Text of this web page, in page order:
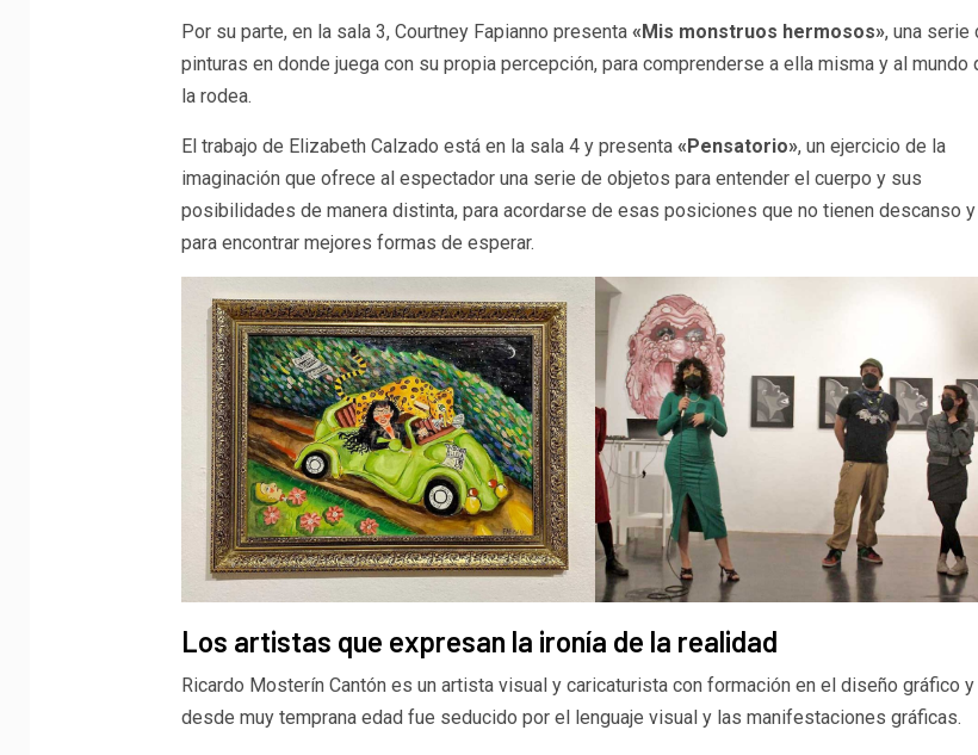
Por su parte, en la sala 3, Courtney Fapianno presenta «Mis monstruos hermosos», una serie
pinturas en donde juega con su propia percepción, para comprenderse a ella misma y al mundo
la rodea.
El trabajo de Elizabeth Calzado está en la sala 4 y presenta «Pensatorio», un ejercicio de la
imaginación que ofrece al espectador una serie de objetos para entender el cuerpo y sus
posibilidades de manera distinta, para acordarse de esas posiciones que no tienen descanso y
para encontrar mejores formas de esperar.
Los artistas que expresan la ironía de la realidad
Ricardo Mosterín Cantón es un artista visual y caricaturista con formación en el diseño gráfico y
desde muy temprana edad fue seducido por el lenguaje visual y las manifestaciones gráficas.